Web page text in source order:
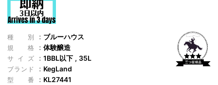
種別 ブルーハウス
規格 体験醸造
サイズ 1BBL以下 35L
ブランド KegLand
型番 KL27441